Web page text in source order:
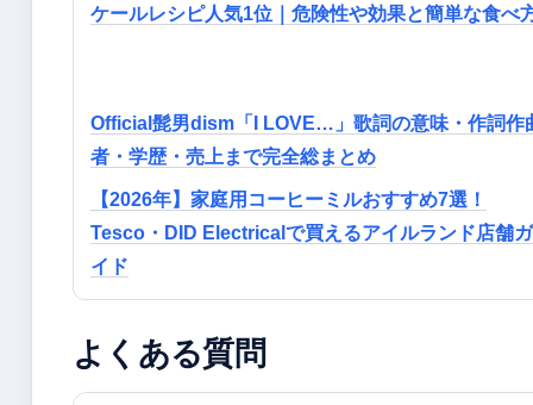
ケールレシピ人気1位｜危険性や効果と簡単な食べ
Official髭男dism「I LOVE…」歌詞の意味・作詞作
者・学歴・売上まで完全総まとめ
【2026年】家庭用コーヒーミルおすすめ7選！
Tesco・DID Electricalで買えるアイルランド店舗ガ
イド
よくある質問